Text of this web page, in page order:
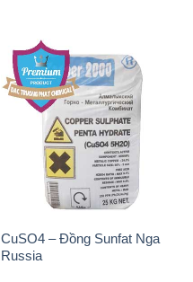
CuSO4 – Đồng Sunfat Nga
Russia